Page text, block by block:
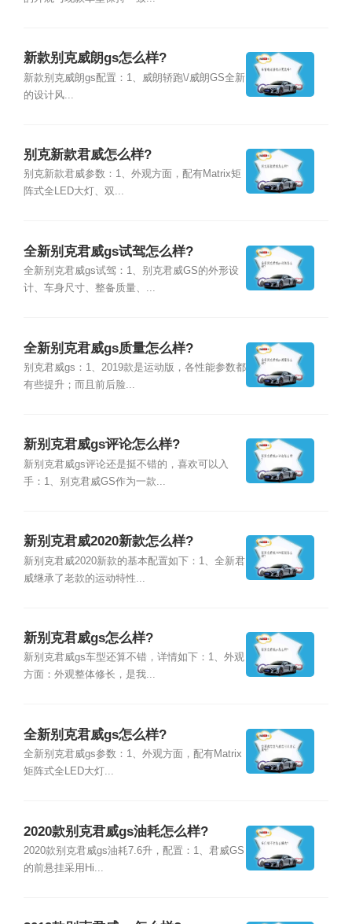
新款别克威朗gs怎么样?
新款别克威朗gs配置：1、威朗轿跑\/威朗GS全新
的设计风...
别克新款君威怎么样?
别克新款君威参数：1、外观方面，配有Matrix矩
阵式全LED大灯、双...
全新别克君威gs试驾怎么样?
全新别克君威gs试驾：1、别克君威GS的外形设
计、车身尺寸、整备质量、...
全新别克君威gs质量怎么样?
别克君威gs：1、2019款是运动版，各性能参数都
有些提升；而且前后脸...
新别克君威gs评论怎么样?
新别克君威gs评论还是挺不错的，喜欢可以入
手：1、别克君威GS作为一款...
新别克君威2020新款怎么样?
新别克君威2020新款的基本配置如下：1、全新君
威继承了老款的运动特性...
新别克君威gs怎么样?
新别克君威gs车型还算不错，详情如下：1、外观
方面：外观整体修长，是我...
全新别克君威gs怎么样?
全新别克君威gs参数：1、外观方面，配有Matrix
矩阵式全LED大灯...
2020款别克君威gs油耗怎么样?
2020款别克君威gs油耗7.6升，配置：1、君威GS
的前悬挂采用Hi...